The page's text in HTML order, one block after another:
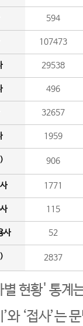
594
107473
29538
496
32657
1959
906
1771
115
사 52
2837
현황' 통계
와 ‘접사’는